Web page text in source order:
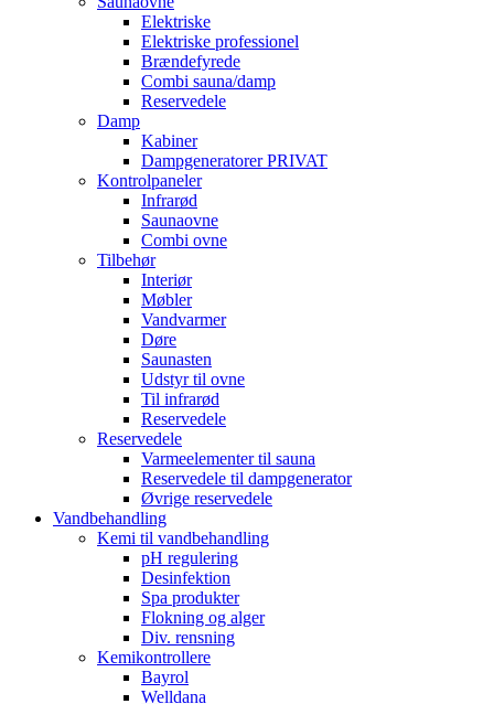
Elektriske
Elektriske professionel
Brændefyrede
Combi sauna/damp
Reservedele
Damp
Kabiner
Dampgeneratorer PRIVAT
Kontrolpaneler
Infrarød
Saunaovne
Combi ovne
Tilbehør
Interiør
Møbler
Vandvarmer
Døre
Saunasten
Udstyr til ovne
Til infrarød
Reservedele
Reservedele
Varmeelementer til sauna
Reservedele til dampgenerator
Øvrige reservedele
Vandbehandling
Kemi til vandbehandling
pH regulering
Desinfektion
Spa produkter
Flokning og alger
Div. rensning
Kemikontrollere
Bayrol
Welldana